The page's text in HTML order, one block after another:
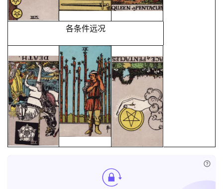
各条件远况